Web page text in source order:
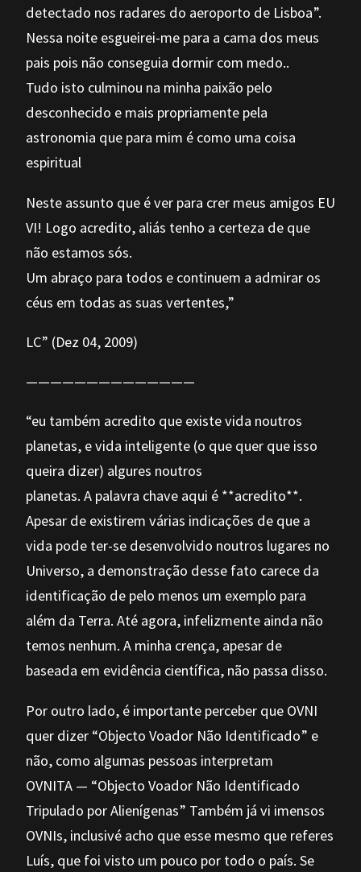
detectado nos radares do aeroporto de Lisboa”.
Nessa noite esgueirei-me para a cama dos meus
pais pois não conseguia dormir com medo..
Tudo isto culminou na minha paixão pelo
desconhecido e mais propriamente pela
astronomia que para mim é como uma coisa
espiritual
Neste assunto que é ver para crer meus amigos EU
VI! Logo acredito, aliás tenho a certeza de que
não estamos sós.
Um abraço para todos e continuem a admirar os
céus em todas as suas vertentes,”
LC” (Dez 04, 2009)
——————————————
“eu também acredito que existe vida noutros
planetas, e vida inteligente (o que quer que isso
queira dizer) algures noutros
planetas. A palavra chave aqui é **acredito**.
Apesar de existirem várias indicações de que a
vida pode ter-se desenvolvido noutros lugares no
Universo, a demonstração desse fato carece da
identificação de pelo menos um exemplo para
além da Terra. Até agora, infelizmente ainda não
temos nenhum. A minha crença, apesar de
baseada em evidência científica, não passa disso.
Por outro lado, é importante perceber que OVNI
quer dizer “Objecto Voador Não Identificado” e
não, como algumas pessoas interpretam
OVNITA — “Objecto Voador Não Identificado
Tripulado por Alienígenas” Também já vi imensos
OVNIs, inclusivé acho que esse mesmo que referes
Luís, que foi visto um pouco por todo o país. Se